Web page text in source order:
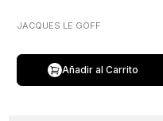
JACQUES LE GOFF
Añadir al Carrito